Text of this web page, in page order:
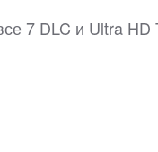
7 DLC и Ultra HD